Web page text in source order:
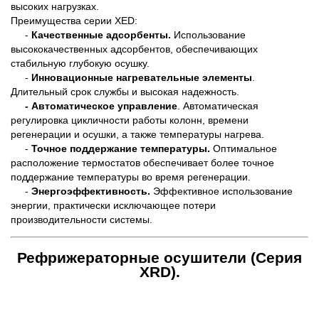
высоких нагрузках.
Преимущества серии XED:
- Качественные адсорбенты. Использование
высококачественных адсорбентов, обеспечивающих
стабильную глубокую осушку.
- Инновационные нагревательные элементы.
Длительный срок службы и высокая надежность.
- Автоматическое управление. Автоматическая
регулировка цикличности работы колонн, времени
регенерации и осушки, а также температуры нагрева.
- Точное поддержание температуры. Оптимальное
расположение термостатов обеспечивает более точное
поддержание температуры во время регенерации.
- Энергоэффективность. Эффективное использование
энергии, практически исключающее потери
производительности системы.
Рефрижераторные осушители (Серия
XRD).